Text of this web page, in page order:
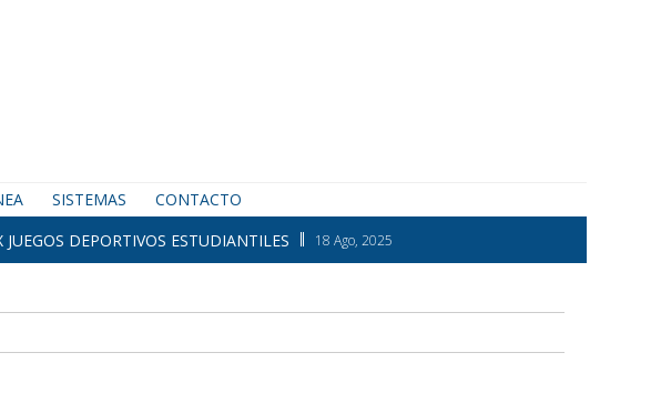
SISTEMAS CONTACTO
18 Ago, 2025
DEPORTIVOS ESTUDIANTILES